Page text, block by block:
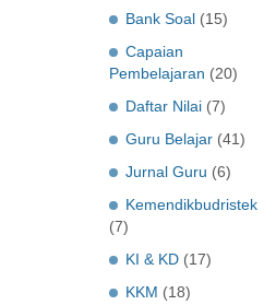
Bank Soal (15)
Capaian
Pembelajaran (20)
Daftar Nilai (7)
Guru Belajar (41)
Jurnal Guru (6)
Kemendikbudristek
(7)
KI & KD (17)
KKM (18)